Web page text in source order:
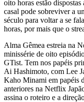
oito horas estão
casal pode sobreviver a
século para voltar a se
horas, por mais que o
Alma Gêmea estreia na
minissérie de oito
GTist. Tem nos papéis
Ai Hashimoto, com Lee
Kaho Minami em papéis
anteriores na Netflix
assina o roteiro e a